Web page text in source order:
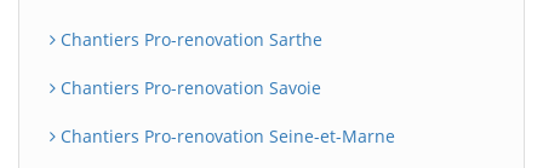
Chantiers Pro-renovation Sarthe
Chantiers Pro-renovation Savoie
Chantiers Pro-renovation Seine-et-Marne